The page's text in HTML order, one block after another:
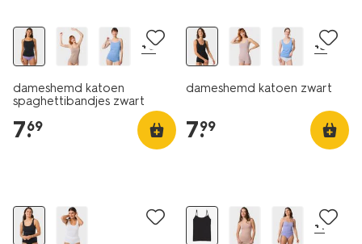
+6
dameshemd katoen
spaghettibandjes zwart
7.
69
+3
dameshemd katoen zwart
7.
99
+1